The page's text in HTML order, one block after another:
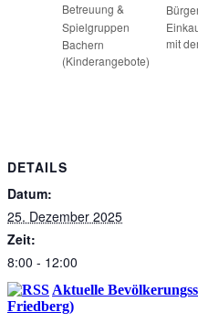
Betreuung &
Spielgruppen
Bachern
(Kinderangebote)
mit
DETAILS
Datum:
25. Dezember 2025
Zeit:
8:00 - 12:00
Aktuelle
Friedberg)